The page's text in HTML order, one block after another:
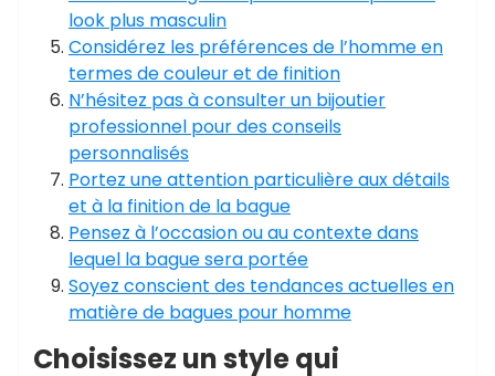
look plus masculin
Considérez les préférences de l’homme en
termes de couleur et de finition
N’hésitez pas à consulter un bijoutier
professionnel pour des conseils
personnalisés
Portez une attention particulière aux détails
et à la finition de la bague
Pensez à l’occasion ou au contexte dans
lequel la bague sera portée
Soyez conscient des tendances actuelles en
matière de bagues pour homme
Choisissez un style qui